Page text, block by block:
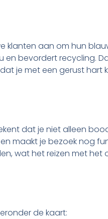
klanten aan om hun
en bevordert recycling.
je met een gerust
dat je niet alleen
maakt je bezoek nog
wat het reizen met het
de kaart: